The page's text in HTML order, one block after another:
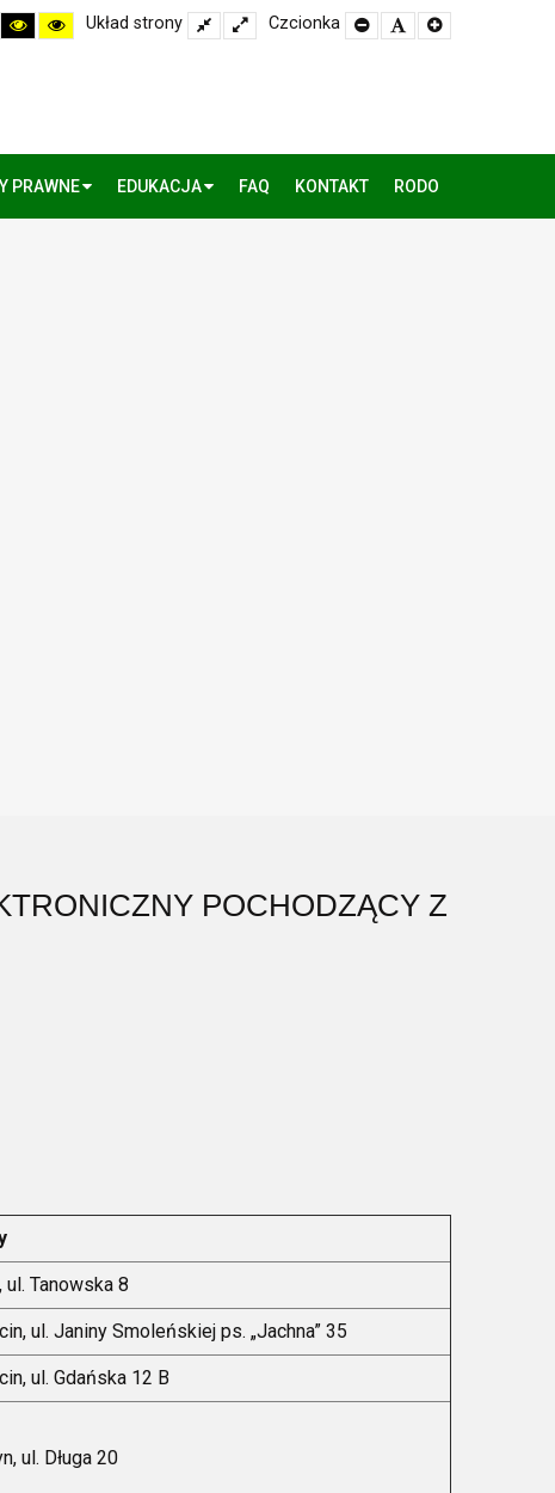
High
Contrast
High
Contrast
Układ strony
Fixed
layout
Wide
layout
Czcionka
Set
Smaller
Set
Default
Set
Larger
PRAWNE EDUKACJA FAQ KONTAKT RODO
POCHODZĄCY Z
Tanowska 8
ul. Janiny Smoleńskiej ps. „Jachna” 35
ul. Gdańska 12 B
ul. Długa 20